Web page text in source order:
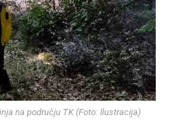
na području TK (Foto: Ilustracija)